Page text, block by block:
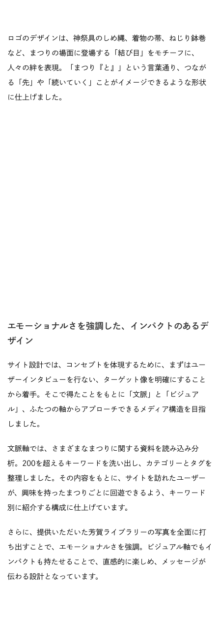
ロゴのデザインは、神祭具のしめ縄、着物の帯、ねじり鉢巻
など、まつりの場面に登場する「結び目」をモチーフに、
人々の絆を表現。「まつり『と』」という言葉通り、つなが
る「先」や「続いていく」ことがイメージできるような形状
に仕上げました。
エモーショナルさを強調した、インパクトのあるデ
ザイン
サイト設計では、コンセプトを体現するために、まずはユー
ザーインタビューを行ない、ターゲット像を明確にすること
から着手。そこで得たことをもとに「文脈」と「ビジュア
ル」、ふたつの軸からアプローチできるメディア構造を目指
しました。
文脈軸では、さまざまなまつりに関する資料を読み込み分
析。200を超えるキーワードを洗い出し、カテゴリーとタグを
整理しました。その内容をもとに、サイトを訪れたユーザー
が、興味を持ったまつりごとに回遊できるよう、キーワード
別に紹介する構成に仕上げています。
さらに、提供いただいた芳賀ライブラリーの写真を全面に打
ち出すことで、エモーショナルさを強調。ビジュアル軸でもイ
ンパクトも持たせることで、直感的に楽しめ、メッセージが
伝わる設計となっています。